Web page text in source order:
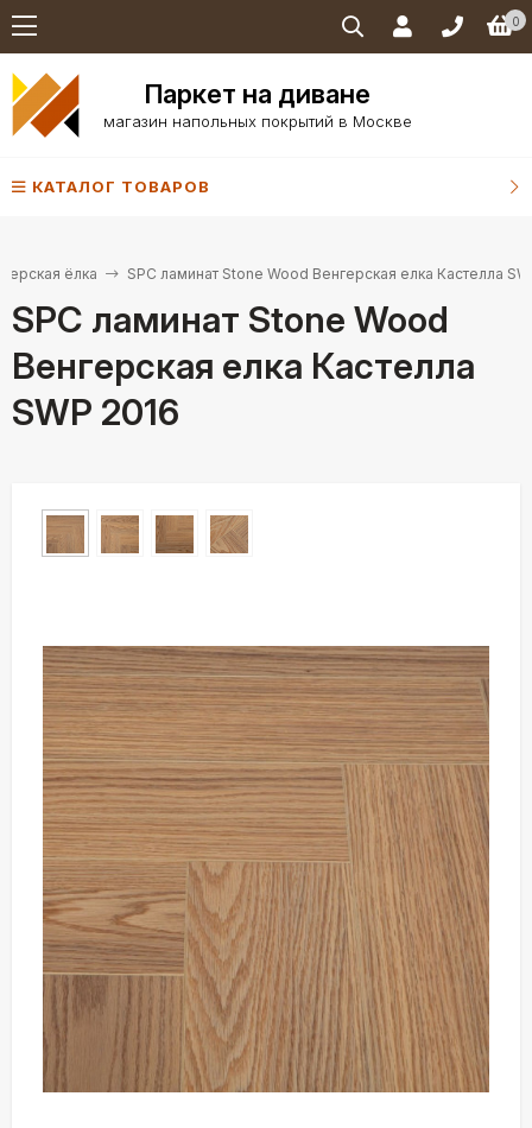
0
Паркет на диване
магазин напольных покрытий в Москве
КАТАЛОГ ТОВАРОВ
ёлка SPC ламинат Stone Wood Венгерская елка Кастелла
SPC ламинат Stone Wood
Венгерская елка Кастелла
SWP 2016